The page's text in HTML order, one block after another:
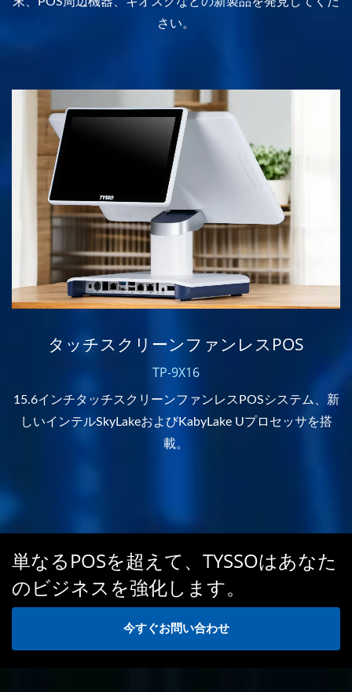
さい。
タッチスクリーンファンレスPOS
TP-9X16
15.6インチタッチスクリーンファンレスPOSシステム、新
しいインテルSkyLakeおよびKabyLake Uプロセッサを搭
載。
単なるPOSを超えて、TYSSOはあなた
のビジネスを強化します。
今すぐお問い合わせ